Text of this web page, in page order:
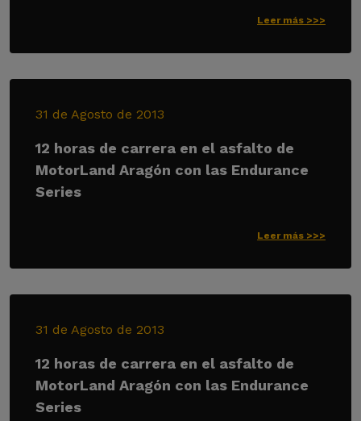
Leer más >>>
31 de Agosto de 2013
12 horas de carrera en el asfalto de
MotorLand Aragón con las Endurance
Series
Leer más >>>
31 de Agosto de 2013
12 horas de carrera en el asfalto de
MotorLand Aragón con las Endurance
Series